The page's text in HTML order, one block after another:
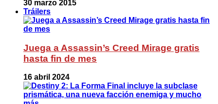
30 marzo 2015
Tráilers
Juega a Assassin’s Creed Mirage gratis
hasta fin de mes
16 abril 2024